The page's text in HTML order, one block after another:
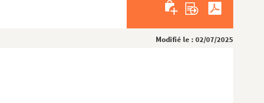
Modifié le : 02/07/2025